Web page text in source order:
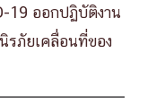
19 ออกปฏิบัติงาน
รภัยเคลื่อนที่ของ